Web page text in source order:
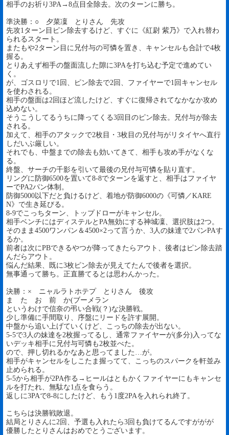
相手のお祈り3PA→8点目全除去。次のターンに勝ち。
準決勝：○ 夕菜凜 とりさん 先攻
先攻1ターン目ピン除去するけど、すぐに《紅尉 紫乃》で入れ替わ
られるスタート。
またもや2ターン目に兄付与の可憐を置き、キャンセルも合計で4枚
握る。
とりあえず相手の盤面流した隙に3PAを打ち込む予定で進めてい
く。
が、ゴスロリで1回、ピン除去で2回、ファイヤーで1回キャンセル
を使わされる。
相手の盤面は2回ほど流したけど、すぐに復帰されてなかなか攻め
込めない。
そうこうしてるうちに降ってくる3回目のピン除去。兄付与が除去
される。
加えて、相手のアタックで2枚目・3枚目の兄付与がリタイヤへ直行
しだいぶ厳しい。
それでも、中盤までの除去も効いてきて、相手も攻め手がなくな
る。
終盤、サーチの千影を引いて最後の兄付与可憐を貼り直す。
リングに防御6500を置いて8-8でターンを返すと、相手はファイヤ
ーでPA2パン体制。
防御5000以下だと負けるけど、着地が防御6000の《可憐／KARE
N》で生き延びる。
8-9でこっちターン、トップドローがキャンセル。
相手ベンチにはディステルとPA無効にする神城凜、選択肢は2つ。
そのまま4500ワンパン＆4500×2って言うか、3人の妹達で2パンPAす
るか。
前者は次にPBできるやつが降ってきたらアウト、後者はピン除去踏
んだらアウト。
悩んだ結果、既に3枚ピン除去が見えてたんで後者を選択。
無事通って勝ち。正直勝てるとは思わんかった。
決勝：× ニャルラトホテプ とりさん 後攻
ま た お 前 か(ブーメラン
というわけで信奈の弔い合戦(？)な決勝戦。
少し準備に手間取り、序盤にリードを許す展開。
中盤から追い上げていくけど、こっちの除去が出ない。
5-5で3人の妹達を2枚握ってるし、通常ファイヤーが(多分)入ってな
いデッキ相手に兄付与可憐も2枚並べた。
ので、押し切れるかなあと思ってました…が。
相手がキャンセルをしこたま握ってて、こっちのスパークを軒並み
止められる。
5-5から相手が2PA作る→ヒールはともかくファイヤーにもキャンセ
ルを打たれ、無駄な1点を食らう。
返しに3PAで8-8にしたけど、もう1度2PAを入れられ終了。
こちらは決勝戦敗退。
結局とりさんに2回、予選も入れたら3回も負けてるんですががが
優勝したとりさんはおめでとうございます。